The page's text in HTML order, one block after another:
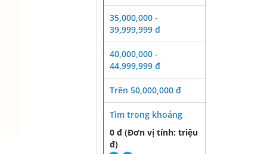
35,000,000 -
39,999,999 đ
40,000,000 -
44,999,999 đ
Trên 50,000,000 đ
Tìm trong khoảng
0 đ (Đơn vị tính: triệu
đ)